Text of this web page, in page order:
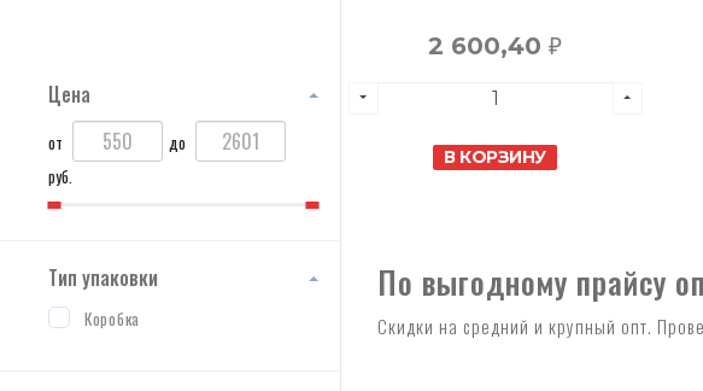
Цена
от
до
руб.
Тип упаковки
Коробка
2 600,40₽
В КОРЗИНУ
По выгодному прайсу
Скидки на средний и крупный опт.